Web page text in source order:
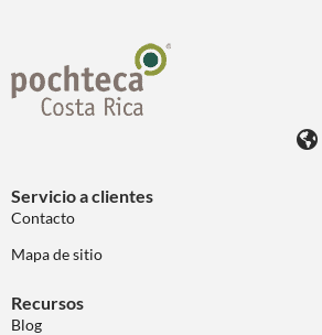
Servicio a clientes
Contacto
Mapa de sitio
Recursos
Blog